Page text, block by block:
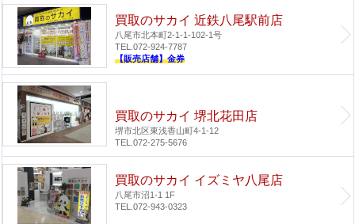
買取のサカイ 近鉄八尾駅前店
八尾市北本町2-1-1-102-1号
TEL.072-924-7787
【販売店舗】金券
買取のサカイ 堺北花田店
堺市北区東浅香山町4-1-12
TEL.072-275-5676
買取のサカイ イズミヤ八尾店
八尾市沼1-1 1F
TEL.072-943-0323